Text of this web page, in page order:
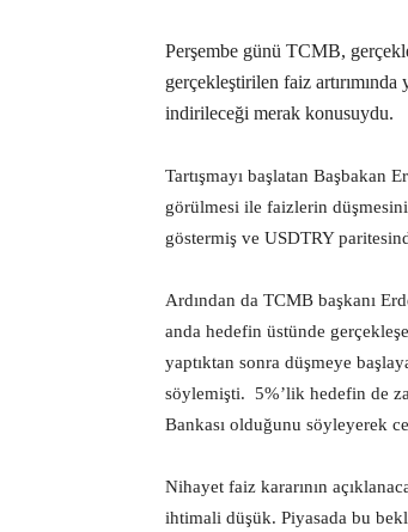
Perşembe günü TCMB,
gerçekleştirilen faiz
indirileceği merak konusuydu.
Tartışmayı başlatan Başbakan
görülmesi ile faizlerin
göstermiş ve USDTRY
Ardından da TCMB başkanı
anda hedefin üstünde
yaptıktan sonra düşmeye
söylemişti. 5%’lik hedefin de
Bankası olduğunu söyleyerek
Nihayet faiz kararının
ihtimali düşük. Piyasada bu